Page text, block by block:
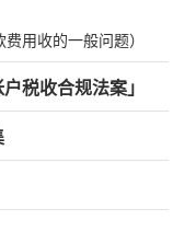
用收的一般问题）
税收合规法案」